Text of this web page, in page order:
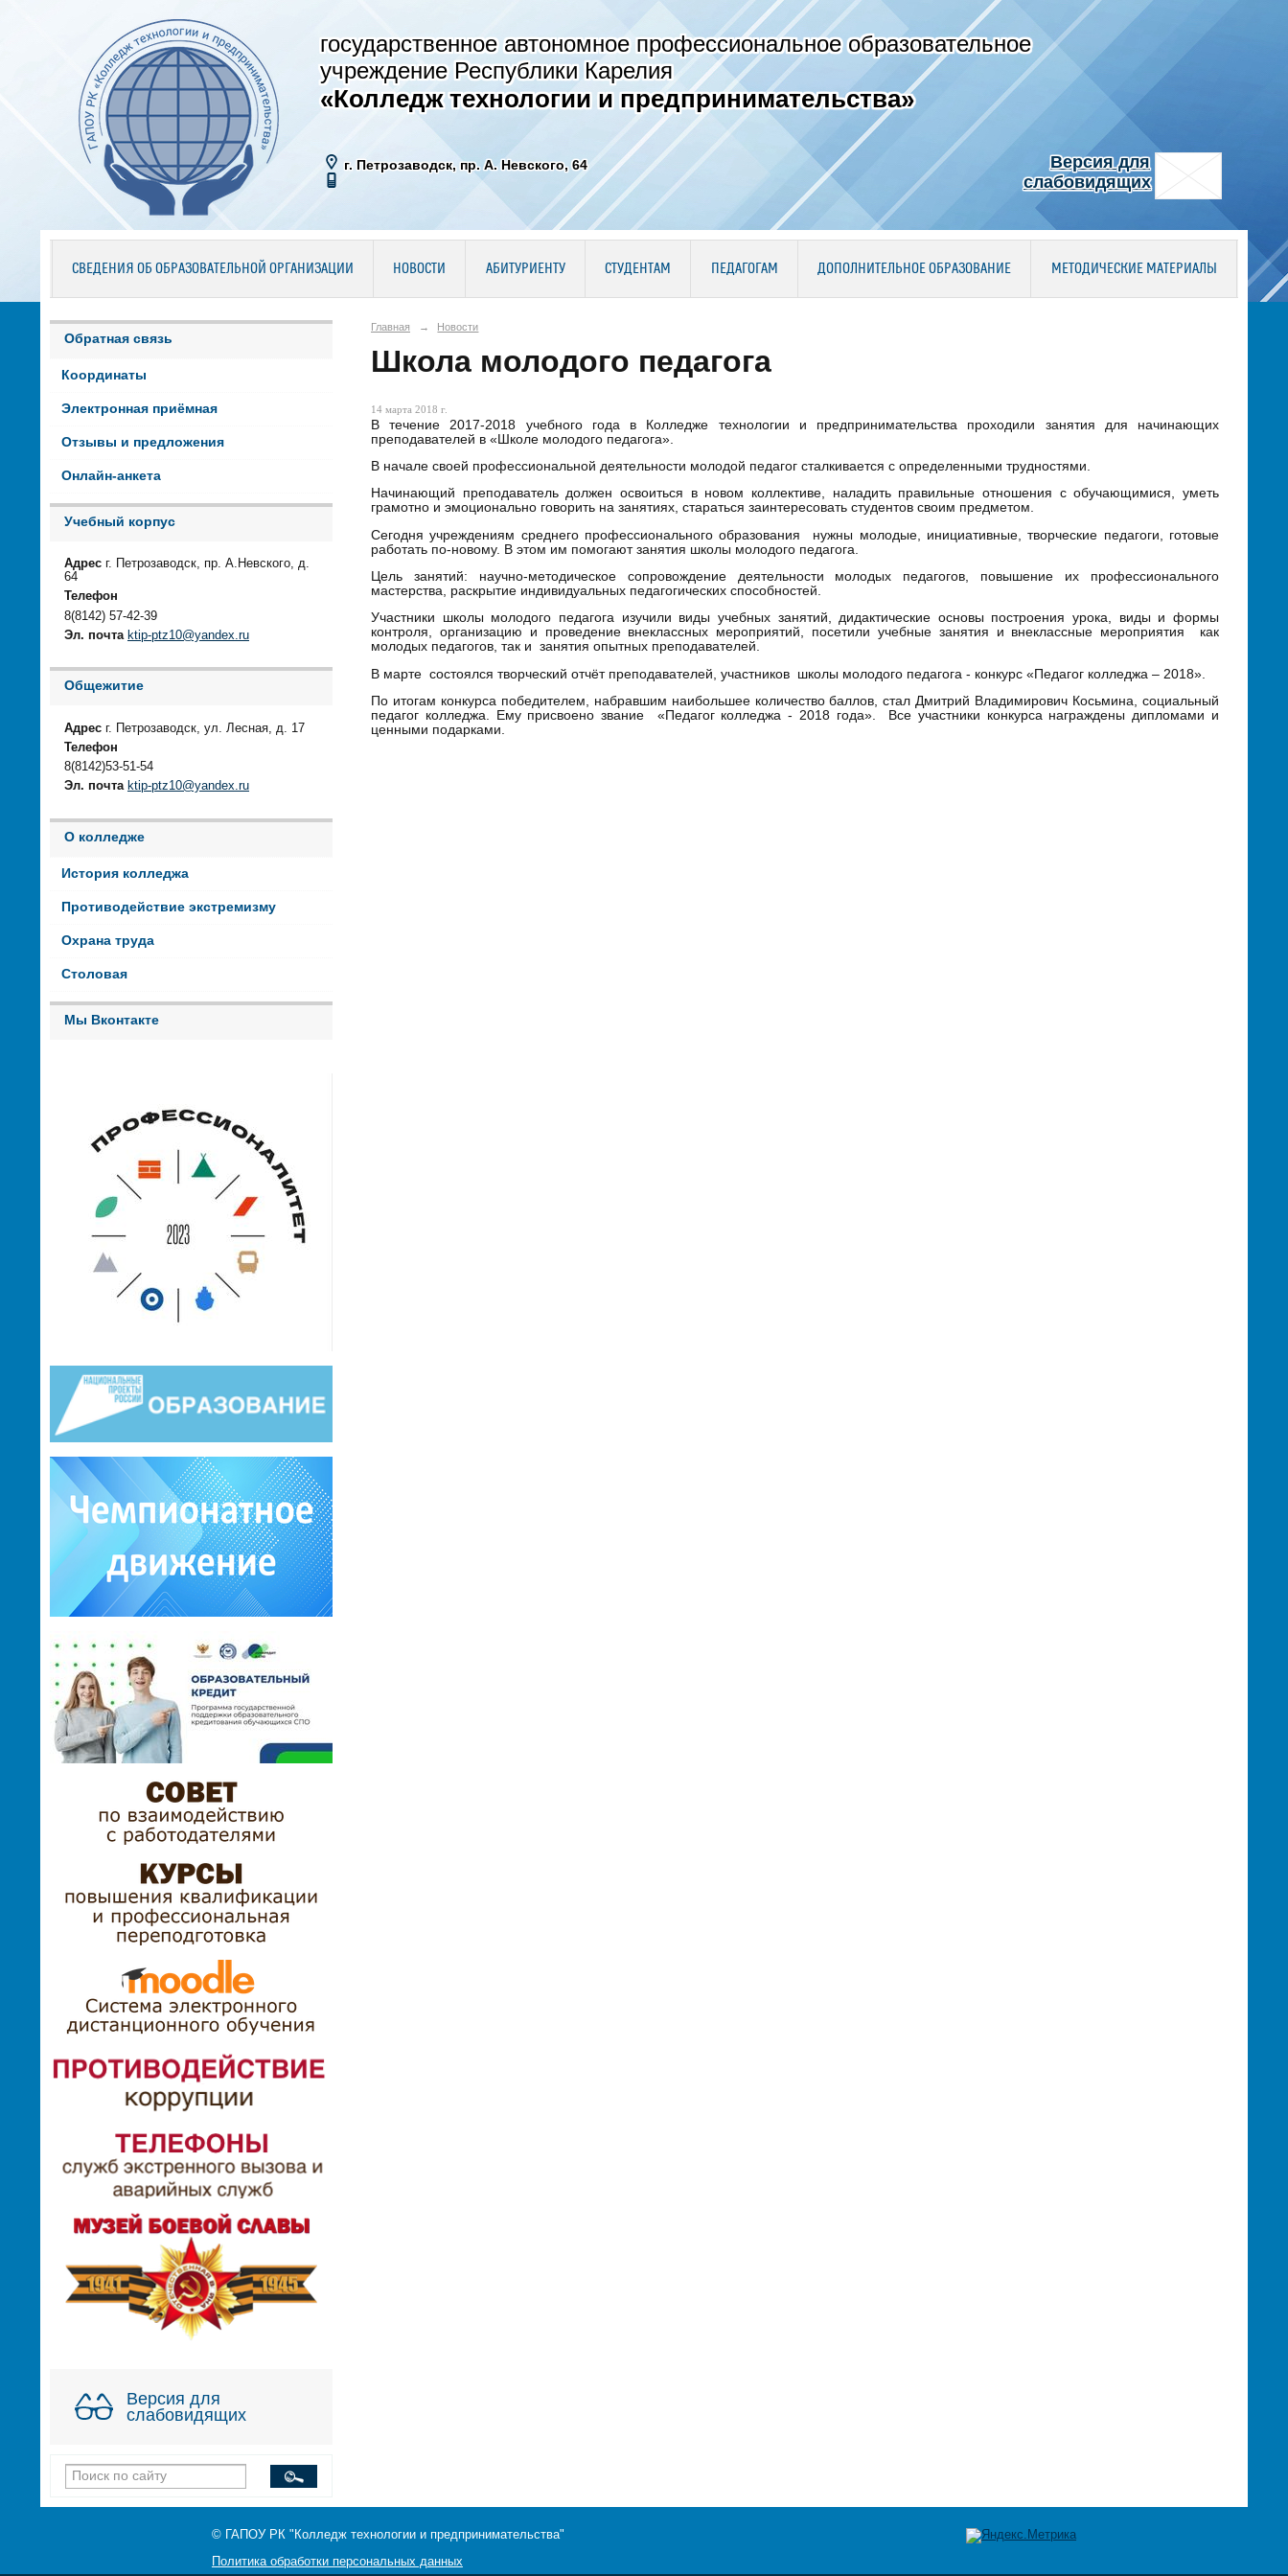
государственное автономное профессиональное образовательное
учреждение Республики Карелия
«Колледж технологии и предпринимательства»
г. Петрозаводск, пр. А. Невского, 64
Версия для
слабовидящих
СВЕДЕНИЯ ОБ ОБРАЗОВАТЕЛЬНОЙ ОРГАНИЗАЦИИ НОВОСТИ АБИТУРИЕНТУ СТУДЕНТАМ ПЕДАГОГАМ ДОПОЛНИТЕЛЬНОЕ ОБРАЗОВАНИЕ МЕТОДИЧЕСКИЕ МАТЕРИАЛЫ
Обратная связь
Координаты
Электронная приёмная
Отзывы и предложения
Онлайн-анкета
Учебный корпус
Адрес г. Петрозаводск, пр. А.Невского, д.
64
Телефон
8(8142) 57-42-39
Эл. почта ktip-ptz10@yandex.ru
Общежитие
Адрес г. Петрозаводск, ул. Лесная, д. 17
Телефон
8(8142)53-51-54
Эл. почта ktip-ptz10@yandex.ru
О колледже
История колледжа
Противодействие экстремизму
Охрана труда
Столовая
Мы Вконтакте
Версия для
слабовидящих
Главная → Новости
Школа молодого педагога
14 марта 2018 г.
В течение 2017-2018 учебного года в Колледже технологии и предпринимательства проходили занятия для начинающих
преподавателей в «Школе молодого педагога».
В начале своей профессиональной деятельности молодой педагог сталкивается с определенными трудностями.
Начинающий преподаватель должен освоиться в новом коллективе, наладить правильные отношения с обучающимися, уметь
грамотно и эмоционально говорить на занятиях, стараться заинтересовать студентов своим предметом.
Сегодня учреждениям среднего профессионального образования нужны молодые, инициативные, творческие педагоги, готовые
работать по-новому. В этом им помогают занятия школы молодого педагога.
Цель занятий: научно-методическое сопровождение деятельности молодых педагогов, повышение их профессионального
мастерства, раскрытие индивидуальных педагогических способностей.
Участники школы молодого педагога изучили виды учебных занятий, дидактические основы построения урока, виды и формы
контроля, организацию и проведение внеклассных мероприятий, посетили учебные занятия и внеклассные мероприятия как
молодых педагогов, так и занятия опытных преподавателей.
В марте состоялся творческий отчёт преподавателей, участников школы молодого педагога - конкурс «Педагог колледжа – 2018».
По итогам конкурса победителем, набравшим наибольшее количество баллов, стал Дмитрий Владимирович Косьмина, социальный
педагог колледжа. Ему присвоено звание «Педагог колледжа - 2018 года». Все участники конкурса награждены дипломами и
ценными подарками.
© ГАПОУ РК "Колледж технологии и предпринимательства"
Политика обработки персональных данных